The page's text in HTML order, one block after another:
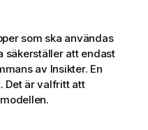
som ska användas
säkerställer att endast
av Insikter. En
Det är valfritt att